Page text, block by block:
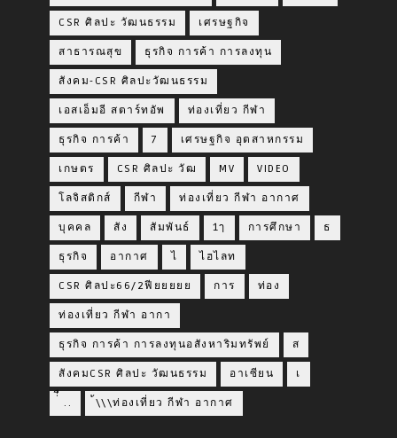
CSR ศิลปะ วัฒนธรรม เศรษฐกิจ
สาธารณสุข ธุรกิจ การค้า การลงทุน
สังคม-CSR ศิลปะวัฒนธรรม
เอสเอ็มอี สตาร์ทอัพ ท่องเที่ยว กีฬา
ธุรกิจ การค้า 7 เศรษฐกิจ อุตสาหกรรม
เกษตร CSR ศิลปะ วัฒ MV VIDEO
โลจิสติกส์ กีฬา ท่องเที่ยว กีฬา อากาศ
บุคคล สัง สัมพันธ์ 1ๅ การศึกษา ธ
ธุรกิจ อากาศ ไ ไฮไลท
CSR ศิลปะ66/2ฟียยยยย การ ท่อง
ท่องเที่ยว กีฬา อากา
ธุรกิจ การค้า การลงทุนอสังหาริมทรัพย์ ส
สังคมCSR ศิลปะ วัฒนธรรม อาเซียน เ
่่ื​ .. ้\\\ท่องเที่ยว กีฬา อากาศ